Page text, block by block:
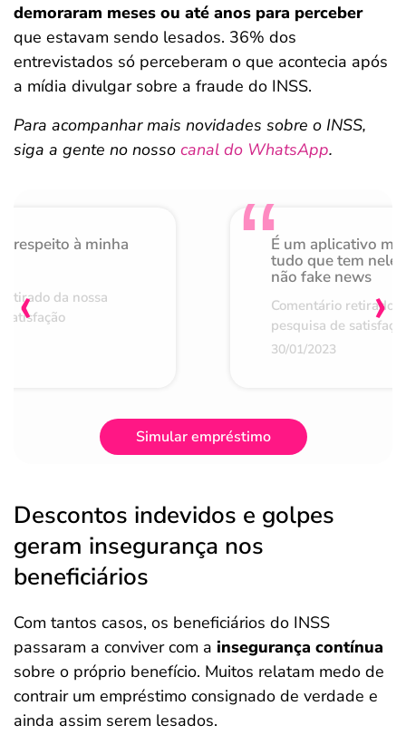
demoraram meses ou até anos para perceber
que estavam sendo lesados. 36% dos
entrevistados só perceberam o que acontecia após
a mídia divulgar sobre a fraude do INSS.
Para acompanhar mais novidades sobre o INSS,
siga a gente no nosso canal do WhatsApp.
respeito à minha
da nossa
É um aplicativo
tudo que tem nele
não fake news
Comentário retirado
pesquisa de
30/01/2023
‹ ›
Simular empréstimo
Descontos indevidos e golpes
geram insegurança nos
beneficiários
Com tantos casos, os beneficiários do INSS
passaram a conviver com a insegurança contínua
sobre o próprio benefício. Muitos relatam medo de
contrair um empréstimo consignado de verdade e
ainda assim serem lesados.